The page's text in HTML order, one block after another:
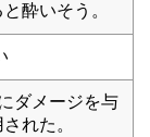
酔いそう。
ダメージを与
れた。